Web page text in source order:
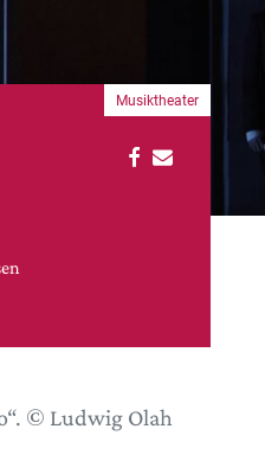
Musiktheater
© Ludwig Olah